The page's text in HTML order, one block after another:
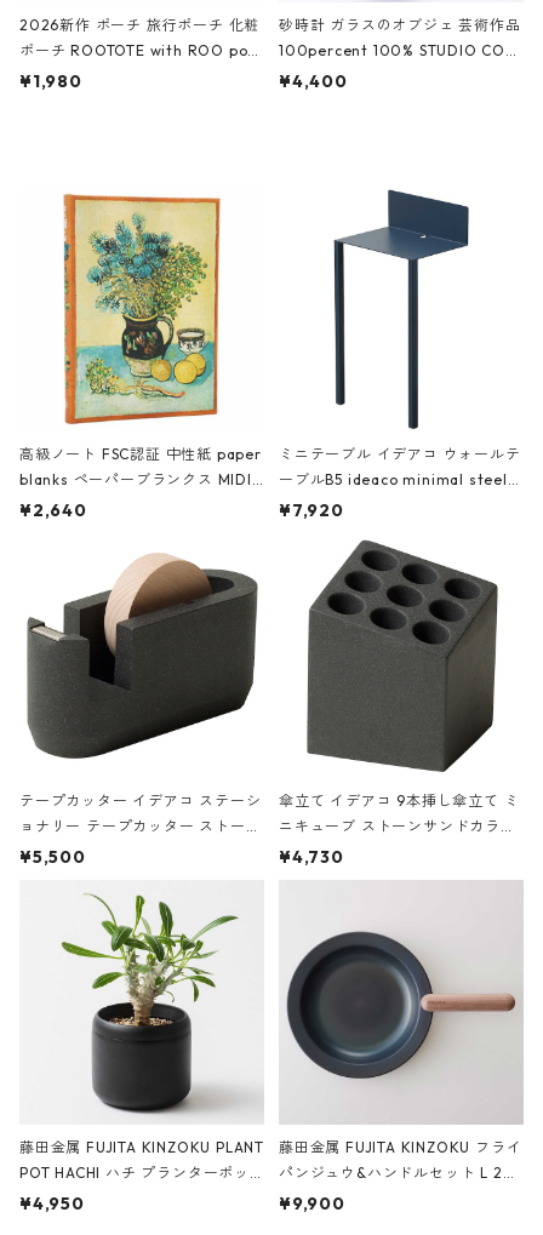
2026新作 ポーチ 旅行ポーチ 化粧
ポーチ ROOTOTE with ROO pou
ch 3532 ルートート WR.ポーチ.ラ
¥1,980
砂時計 ガラスのオブジェ 芸術作品
100percent 100% STUDIO COH
AKU Timeless 100パーセント ス
¥4,400
高級ノート FSC認証 中性紙 paper
blanks ペーパーブランクス MIDI
ハードカバー 罫線 ヴァン・ゴッホ
¥2,640
ミニテーブル イデアコ ウォールテ
ーブルB5 ideaco minimal steel f
urniture WALL Table B5 ネイビー
¥7,920
テープカッター イデアコ ステーシ
ョナリー テープカッター ストーン
サンドカラー 石調 ideaco Station
¥5,500
傘立て イデアコ 9本挿し傘立て ミ
ニキューブ ストーンサンドカラー
石調 ideaco Umbrella Stand CUB
E ストーンサンドブラック
¥4,730
藤田金属 FUJITA KINZOKU PLANT
POT HACHI ハチ プランターポッ
ト 3号 ブラック
¥4,950
藤田金属 FUJITA KINZOKU フライ
パンジュウ&ハンドルセット L 24c
m ガス火・IH対応 鉄フライパン
¥9,900